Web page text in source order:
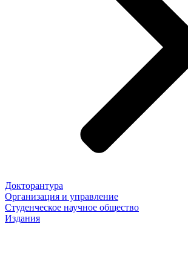
Докторантура
Организация и управление
Студенческое научное общество
Издания